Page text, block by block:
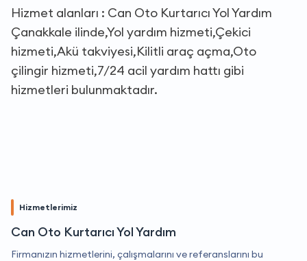
Hizmet alanları : Can Oto Kurtarıcı Yol Yardım
Çanakkale ilinde,Yol yardım hizmeti,Çekici
hizmeti,Akü takviyesi,Kilitli araç açma,Oto
çilingir hizmeti,7/24 acil yardım hattı gibi
hizmetleri bulunmaktadır.
Hizmetlerimiz
Can Oto Kurtarıcı Yol Yardım
Firmanızın hizmetlerini, çalışmalarını ve referanslarını bu